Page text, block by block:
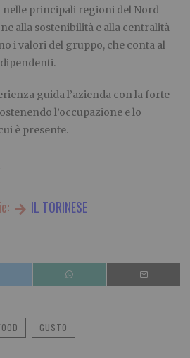
principali regioni del Nord
alla sostenibilità e alla centralità
i valori del gruppo, che conta al
guida l’azienda con la forte
l’occupazione e lo
è presente.
IL TORINESE
GUSTO